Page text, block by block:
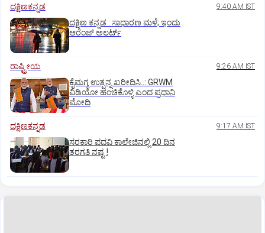
ದಕ್ಷಿಣಕನ್ನಡ 9:40 AM IST
ದಕ್ಷಿಣ ಕನ್ನಡ : ಸಾಧಾರಣ ಮಳೆ; ಇಂದು
ಆರೆಂಜ್‌ ಅಲರ್ಟ್
ರಾಷ್ಟ್ರೀಯ 9:26 AM IST
ಕೈಮಗ್ಗ ಉತ್ಪನ್ನ ಖರೀದಿಸಿ..: GRWM
ವಿಡಿಯೋ ಹಂಚಿಕೊಳ್ಳಿ ಎಂದ ಪ್ರಧಾನಿ
ಮೋದಿ
ದಕ್ಷಿಣಕನ್ನಡ 9:17 AM IST
ಸರಕಾರಿ ಪದವಿ ಕಾಲೇಜಿನಲ್ಲಿ 20 ದಿನ
ತರಗತಿ ನಷ್ಟ !